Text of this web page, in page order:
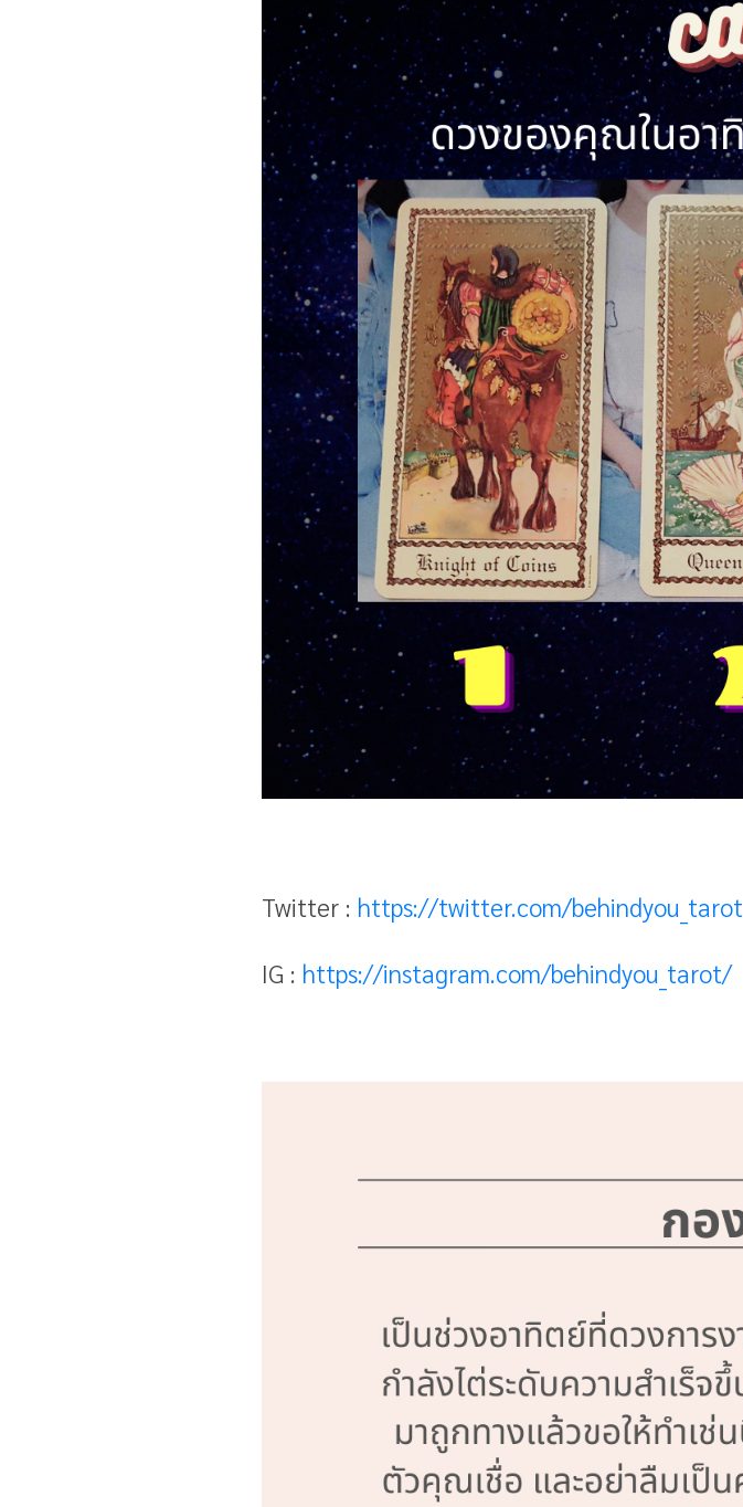
Twitter : https://twitter.com/behindyou_tarot
IG : https://instagram.com/behindyou_tarot/